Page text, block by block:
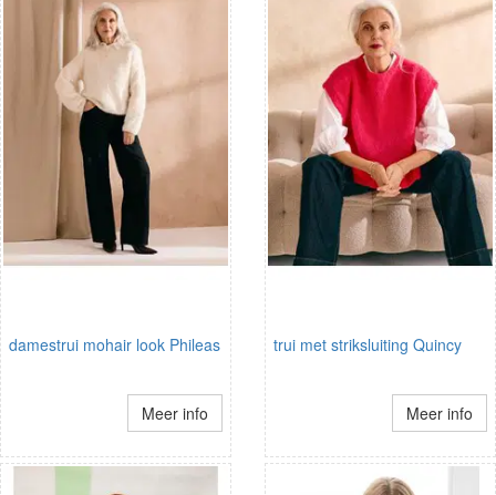
damestrui mohair look Phileas
Meer info
trui met striksluiting Quincy
Meer info